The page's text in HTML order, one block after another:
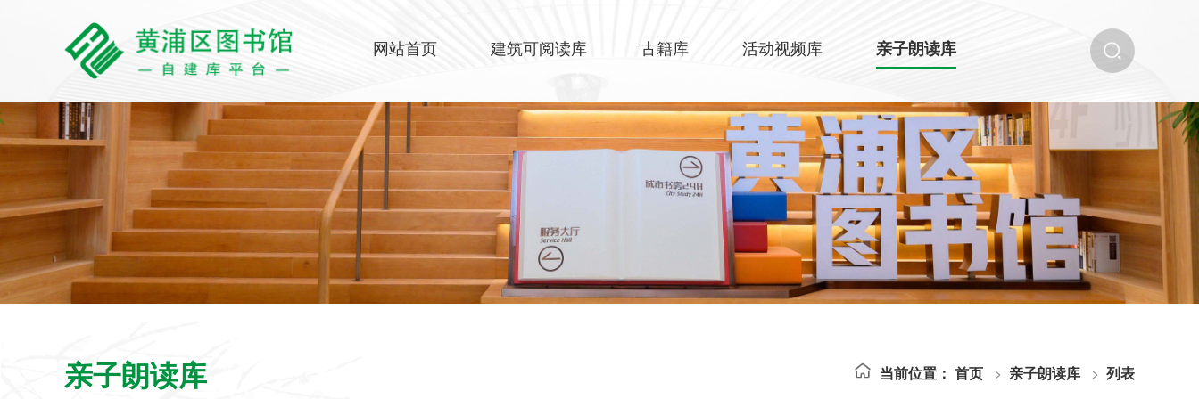
网站首页 建筑可阅读库 古籍库 活动视频库 亲子朗读库
亲子朗读库 当前位置： 首页 亲子朗读库 列表